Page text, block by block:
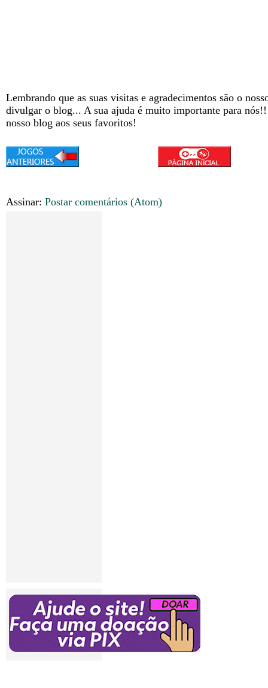
Lembrando que as suas visitas e agradecimentos são o
divulgar o blog... A sua ajuda é muito importante para nós!!
nosso blog aos seus favoritos!
Assinar: Postar comentários (Atom)